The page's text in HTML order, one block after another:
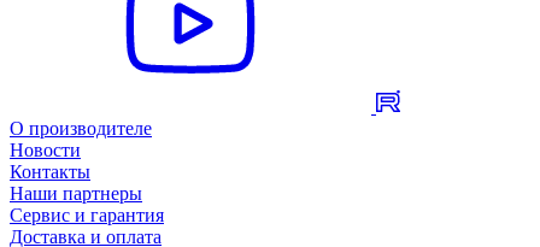
О производителе
Новости
Контакты
Наши партнеры
Сервис и гарантия
Доставка и оплата